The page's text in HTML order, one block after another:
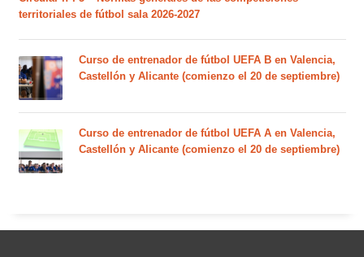
territoriales de fútbol sala 2026-2027
Curso de entrenador de fútbol UEFA B en Valencia,
Castellón y Alicante (comienzo el 20 de septiembre)
Curso de entrenador de fútbol UEFA A en Valencia,
Castellón y Alicante (comienzo el 20 de septiembre)